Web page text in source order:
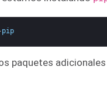
pip
paquetes